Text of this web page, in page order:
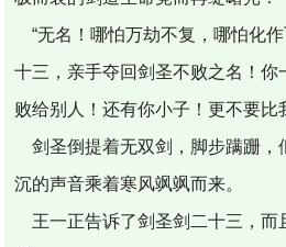
“无名！哪怕万劫不复，哪怕化
十三，亲手夺回剑圣不败之名！你
败给别人！还有你小子！更不要比
剑圣倒提着无双剑，脚步蹒跚，
沉的声音乘着寒风飒飒而来。
王一正告诉了剑圣剑二十三，而